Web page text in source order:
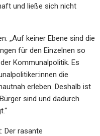
und ließe sich nicht
„Auf keiner Ebene sind die
für den Einzelnen so
Kommunalpolitik. Es
die
erleben. Deshalb ist
sind und dadurch
Der rasante